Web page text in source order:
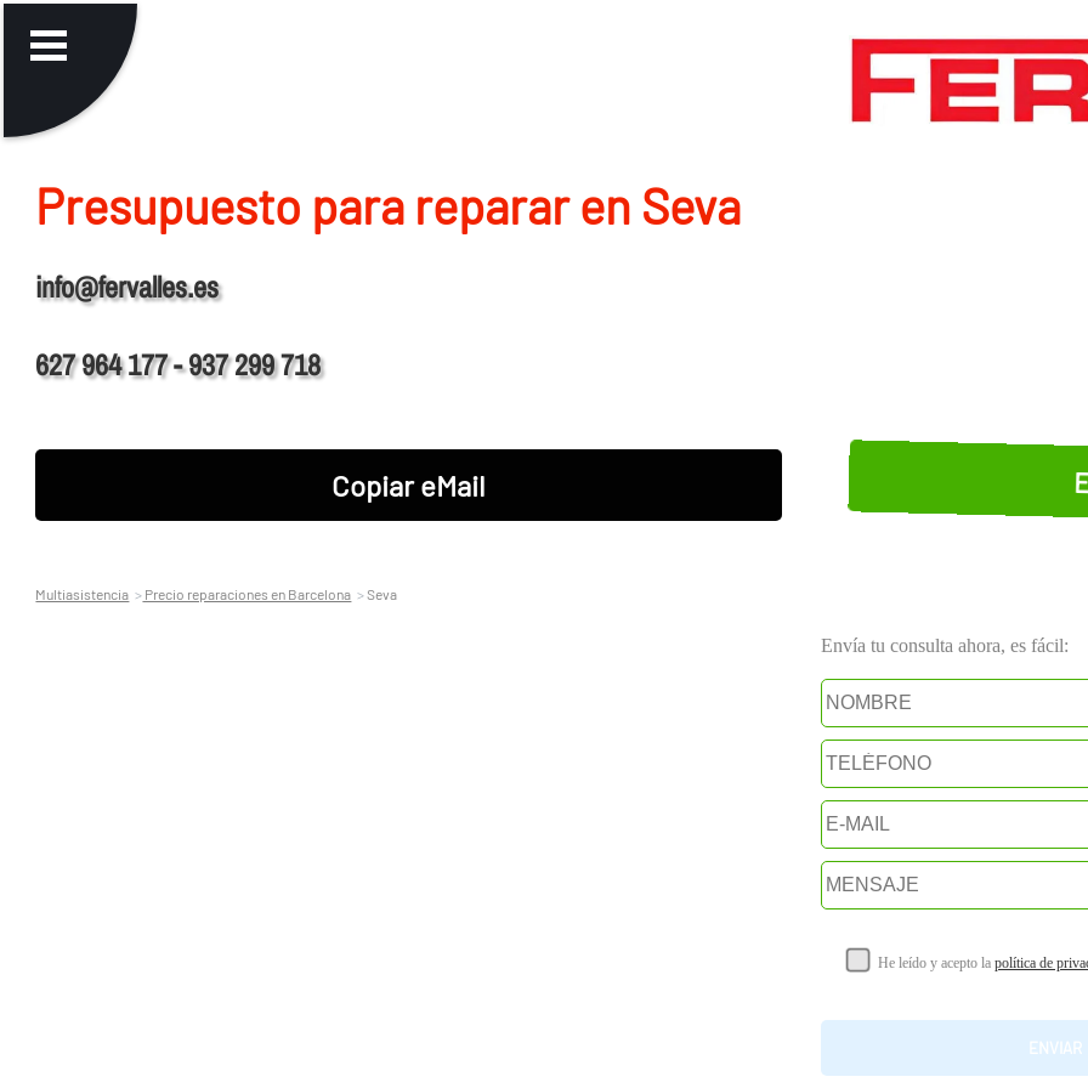
Presupuesto para reparar en Seva
info@fervalles.es
627 964 177 - 937 299 718
Copiar eMail
Multiasistencia Precio reparaciones en Barcelona Seva
Envía tu consulta ahora, es fácil:
He leído y acepto la política de